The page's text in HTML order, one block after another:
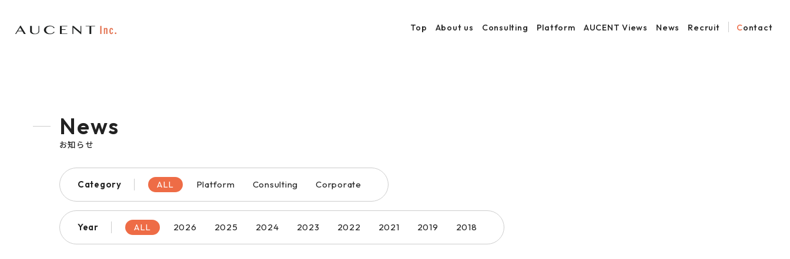
Top About us Consulting Platform AUCENT Views News Recruit Contact
News
お知らせ
Category ALL Platform Consulting Corporate
Year ALL 2026 2025 2024 2023 2022 2021 2019 2018